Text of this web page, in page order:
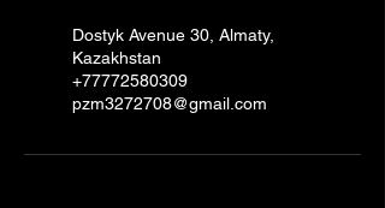
Dostyk Avenue 30, Almaty,
Kazakhstan
+77772580309
pzm3272708@gmail.com